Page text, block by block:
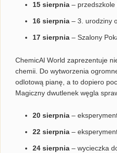
15 sierpnia – przedszkole
16 sierpnia – 3. urodziny
17 sierpnia – Szalony
ChemicAl World zaprezentuje
chemii. Do wytworzenia
odlotową pianę, a to dopiero
Magiczny dwutlenek węgla
20 sierpnia –
22 sierpnia –
24 sierpnia – wycieczka